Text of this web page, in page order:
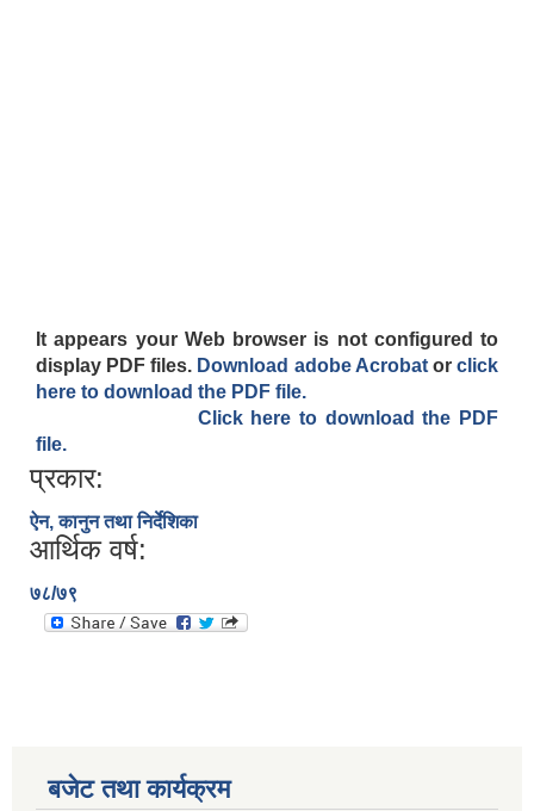
It appears your Web browser is not configured to
display PDF files. Download adobe Acrobat orclick
here to download the PDF file.
Click here to download the PDF
file.
प्रकार:
ऐन, कानुन तथा निर्देशिका
आर्थिक वर्ष:
७८/७९
बजेट तथा कार्यक्रम